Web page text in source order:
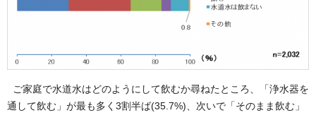
ご家庭で水道水はどのようにして飲むか尋ねたところ、「浄水器を
通して飲む」が最も多く3割半ば(35.7%)、次いで「そのまま飲む」